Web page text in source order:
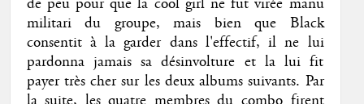
de peu pour que la cool girl ne fut virée manu
militari du groupe, mais bien que Black
consentit à la garder dans l'effectif, il ne lui
pardonna jamais sa désinvolture et la lui fit
payer très cher sur les deux albums suivants. Par